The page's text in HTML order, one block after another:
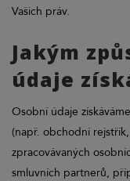
Vašich práv.
Jakým
údaje
Osobní údaje
(např. obchodní
zpracovávaných
smluvních partnerů,